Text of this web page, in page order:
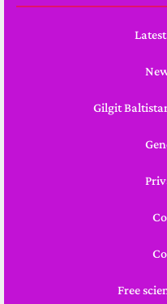
Gilgit
Free